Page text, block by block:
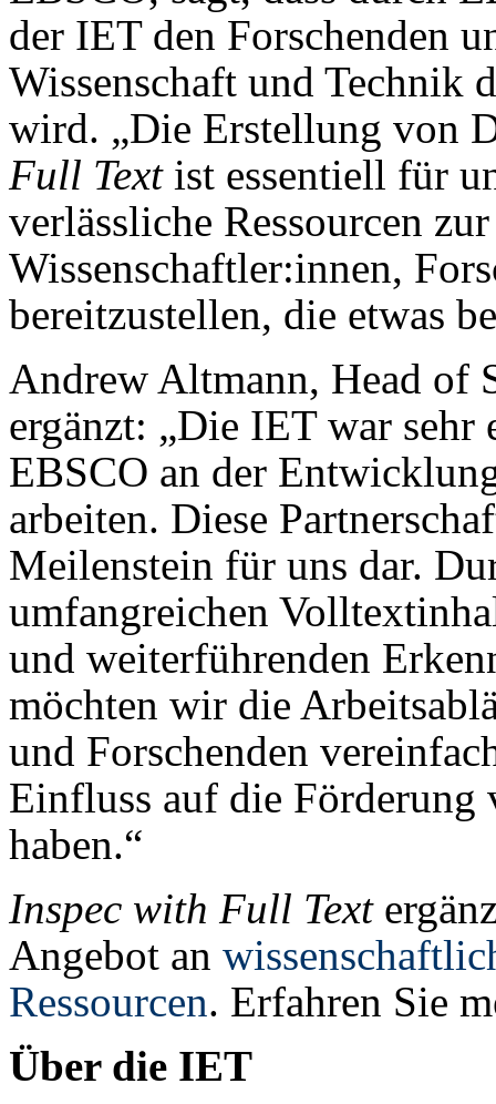
der IET den Forschenden
Wissenschaft und Technik
wird. „Die Erstellung von
Full Textist essentiell für
verlässliche Ressourcen
Wissenschaftler:innen,
bereitzustellen, die etwas
Andrew Altmann, Head of
ergänzt: „Die IET war sehr
EBSCO an der
arbeiten. Diese
Meilenstein für uns dar.
umfangreichen
und weiterführenden
möchten wir die
und Forschenden
Einfluss auf die
haben.“
Inspec with Full Text
Angebot an
Ressourcen. Erfahren Sie
Über die IET